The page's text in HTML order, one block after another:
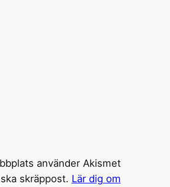
använder Akismet
skräppost. Lär dig om